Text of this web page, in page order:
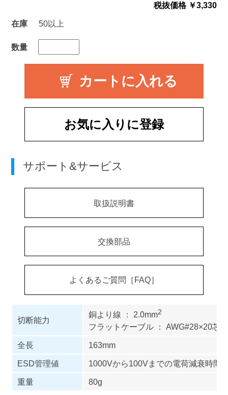
税抜価格 ￥3,330
在庫
50以上
数量
お気に入りに登録
サポート&サービス
取扱説明書
交換部品
よくあるご質問［FAQ］
切断能力
銅より線 ： 2.0mm2
フラットケーブル ： AWG#28×20芯
全長
163mm
ESD管理値
1000Vから100Vまでの電荷減衰時間
重量
80g